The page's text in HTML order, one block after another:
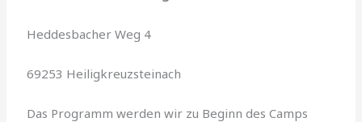
Heddesbacher Weg 4
69253 Heiligkreuzsteinach
Das Programm werden wir zu Beginn des Camps